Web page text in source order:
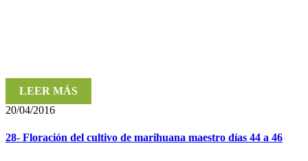
LEER MÁS
20/04/2016
28- Floración del cultivo de marihuana maestro días 44 a 46